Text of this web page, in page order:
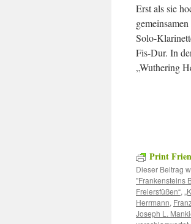
Erst als sie
Solo-
Fis-Dur. In
„Wuthering
Print
Dieser Beitrag
"Frankensteins
Freiersfüßen“,
Herrmann,
Joseph L.